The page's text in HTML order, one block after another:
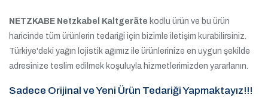
NETZKABE Netzkabel Kaltgeräte kodlu ürün ve bu ürün
haricinde tüm ürünlerin tedariği için bizimle iletişim kurabilirsiniz.
Türkiye'deki yağın lojistik ağımız ile ürünlerinize en uygun şekilde
adresinize teslim edilmek koşuluyla hizmetlerimizden yararlanın.
Sadece Orijinal ve Yeni Ürün Tedariği Yapmaktayız!!!